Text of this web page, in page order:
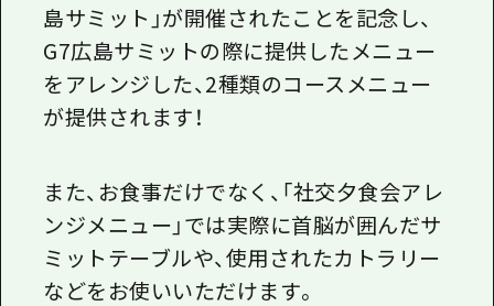
広島県の魅力を動画でご紹介！
よくあるご質問
メディア掲載情報
関連リンク
島サミット」が開催されたことを記念し、
G7広島サミットの際に提供したメニュー
をアレンジした、2種類のコースメニュー
が提供されます！
また、お食事だけでなく、「社交夕食会アレ
ンジメニュー」では実際に首脳が囲んだサ
ミットテーブルや、使用されたカトラリー
などをお使いいただけます。